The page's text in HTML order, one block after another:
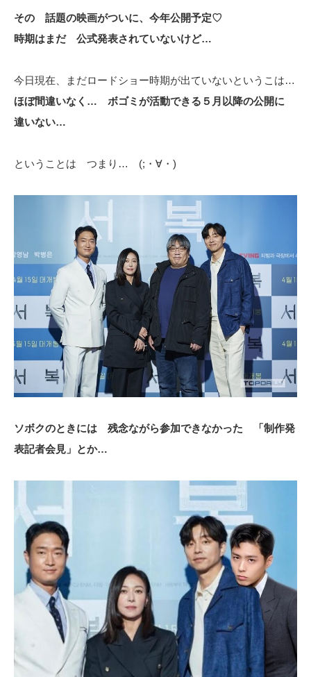
その 話題の映画がついに、今年公開予定♡
時期はまだ 公式発表されていないけど…
今日現在、まだロードショー時期が出ていないというこは…
ほぼ間違いなく… ボゴミが活動できる５月以降の公開に
違いない…
ということは つまり… (;・∀・)
ソボクのときには 残念ながら参加できなかった 「制作発
表記者会見」とか…